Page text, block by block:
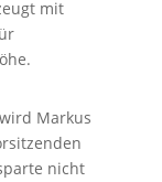
mit
Markus
nicht